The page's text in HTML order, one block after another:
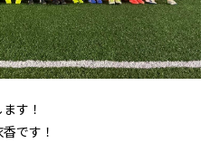
す！
です！